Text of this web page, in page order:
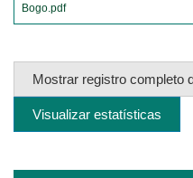
Bogo.pdf
Mostrar registro completo
Visualizar estatísticas